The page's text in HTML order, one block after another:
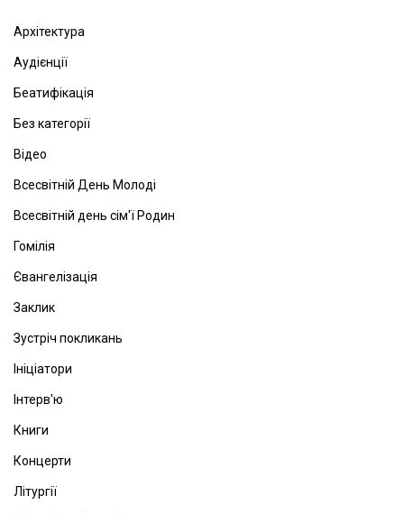
Архітектура
Аудієнції
Беатифікація
Без категорії
Відео
Всесвітній День Молоді
Всесвітній день сім'ї Родин
Гомілія
Євангелізація
Заклик
Зустріч покликань
Ініціатори
Інтерв'ю
Книги
Концерти
Літургії